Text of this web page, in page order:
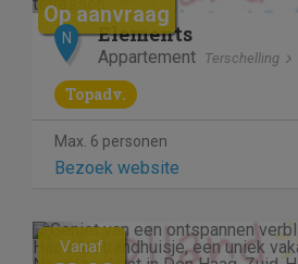
Op aanvraag
N Elements
Appartement Terschelling
Topadv.
Max. 6 personen
Bezoek website
Previous
Vanaf